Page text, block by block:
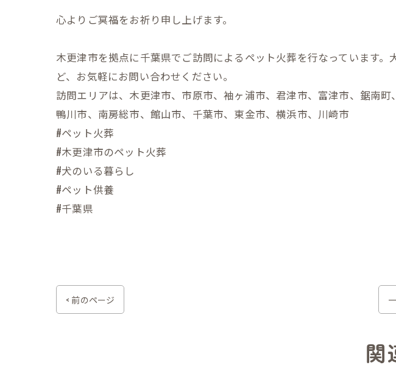
心よりご冥福をお祈り申し上げます。
木更津市を拠点に千葉県でご訪問によるペット火葬を行なっています
ど、お気軽にお問い合わせください。
訪問エリアは、木更津市、市原市、袖ヶ浦市、君津市、富津市、鋸南
鴨川市、南房総市、館山市、千葉市、東金市、横浜市、川崎市
#ペット火葬
#木更津市のペット火葬
#犬のいる暮らし
#ペット供養
#千葉県
< 前のページ
関